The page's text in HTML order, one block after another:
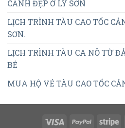
CẢNH ĐẸP Ở LÝ SƠN
LỊCH TRÌNH TÀU CAO TỐC
SƠN.
LỊCH TRÌNH TÀU CA NÔ TỪ
BÉ
MUA HỘ VÉ TÀU CAO TỐC